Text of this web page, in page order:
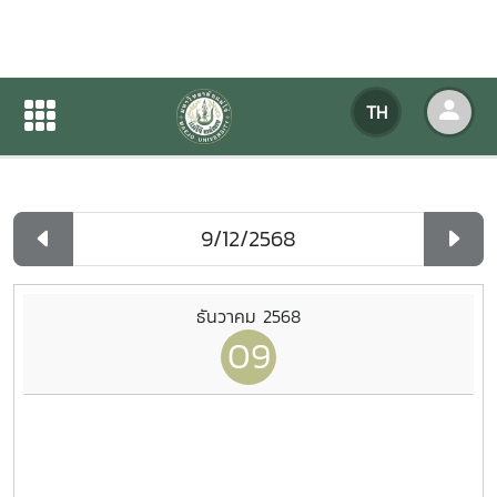
TH
ปฏิทินกิจกรรมของหน่วยงาน
ปฏิทินกิจกรรมของหน่วยงาน
ธันวาคม 2568
09